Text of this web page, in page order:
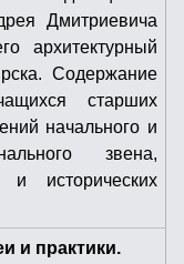
Дмитриевича
архитектурный
Содержание
старших
начального и
звена,
и исторических
и практики.